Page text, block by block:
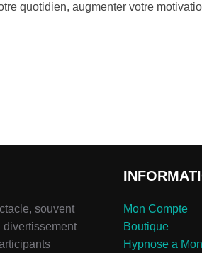
quotidien, augmenter votre
souvent
divertissement
Mon Compte
Boutique
Hypnose a